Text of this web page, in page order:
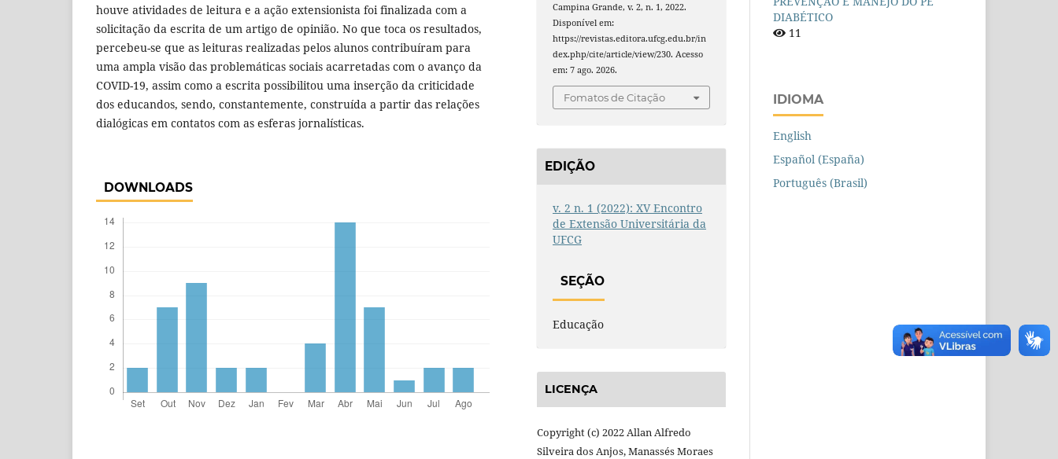
houve atividades de leitura e a ação extensionista foi finalizada com a
solicitação da escrita de um artigo de opinião. No que toca os resultados,
percebeu-se que as leituras realizadas pelos alunos contribuíram para
uma ampla visão das problemáticas sociais acarretadas com o avanço da
COVID-19, assim como a escrita possibilitou uma inserção da criticidade
dos educandos, sendo, constantemente, construída a partir das relações
dialógicas em contatos com as esferas jornalísticas.
DOWNLOADS
Campina Grande, v. 2, n. 1, 2022.
Disponível em:
https://revistas.editora.ufcg.edu.br/in
dex.php/cite/article/view/230. Acesso
em: 7 ago. 2026.
Fomatos de Citação
EDIÇÃO
v. 2 n. 1 (2022): XV Encontro
de Extensão Universitária da
UFCG
SEÇÃO
Educação
LICENÇA
Copyright (c) 2022 Allan Alfredo
Silveira dos Anjos, Manassés Moraes
DIABÉTICO
11
IDIOMA
English
Español (España)
Português (Brasil)